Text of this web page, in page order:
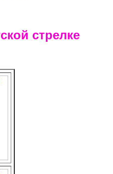
стрелке